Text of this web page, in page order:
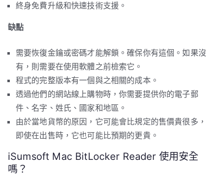
終身免費升級和快速技術支援。
缺點
需要恢復金鑰或密碼才能解鎖。確保你有這個。如果沒
有，則需要在使用軟體之前檢索它。
程式的完整版本有一個與之相關的成本。
透過他們的網站線上購物時，你需要提供你的電子郵
件、名字、姓氏、國家和地區。
由於當地貨幣的原因，它可能會比規定的售價貴很多，
即使在出售時，它也可能比預期的更貴。
iSumsoft Mac BitLocker Reader 使用安全
嗎？